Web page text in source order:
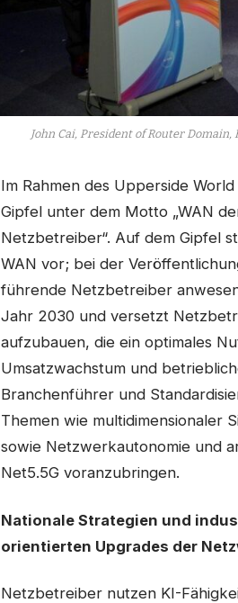
John Cai, President of Router
Im Rahmen des Upperside
Gipfel unter dem Motto „WAN
Netzbetreiber“. Auf dem Gipfel
WAN vor; bei der
führende Netzbetreiber
Jahr 2030 und versetzt
aufzubauen, die ein optimales
Umsatzwachstum und
Branchenführer und
Themen wie multidimensionaler
sowie Netzwerkautonomie und
Net5.5G voranzubringen.
Nationale Strategien und
orientierten Upgrades der
Netzbetreiber nutzen KI-